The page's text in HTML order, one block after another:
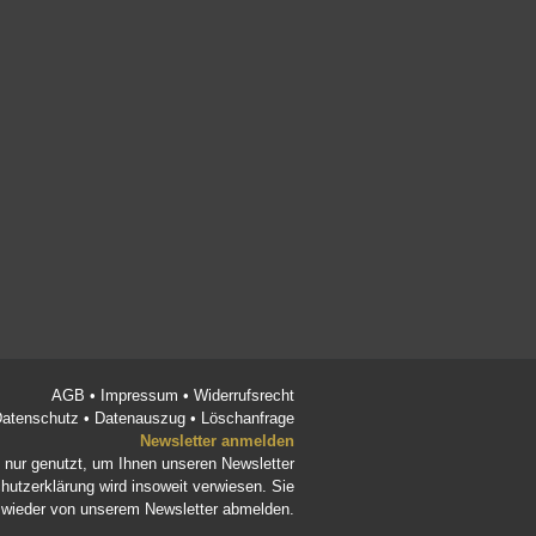
AGB • Impressum • Widerrufsrecht
• Datenauszug •
Löschanfrage
Newsletter anmelden
genutzt, um Ihnen unseren Newsletter
wird insoweit verwiesen. Sie
von unserem Newsletter abmelden.